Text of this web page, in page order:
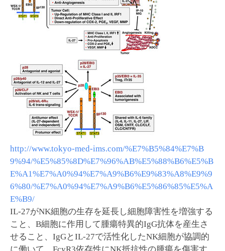
http://www.tokyo-med-ims.com/%E7%B5%84%E7%B
9%94/%E5%85%8D%E7%96%AB%E5%88%B6%E5%B
E%A1%E7%A0%94%E7%A9%B6%E9%83%A8%E9%9
6%80/%E7%A0%94%E7%A9%B6%E5%86%85%E5%A
E%B9/
IL-27がNK細胞の生存を延長し細胞障害性を増強する
こと、B細胞に作用して腫瘍特異的IgG抗体を産生さ
せること、IgGとIL-27で活性化したNK細胞が協調的